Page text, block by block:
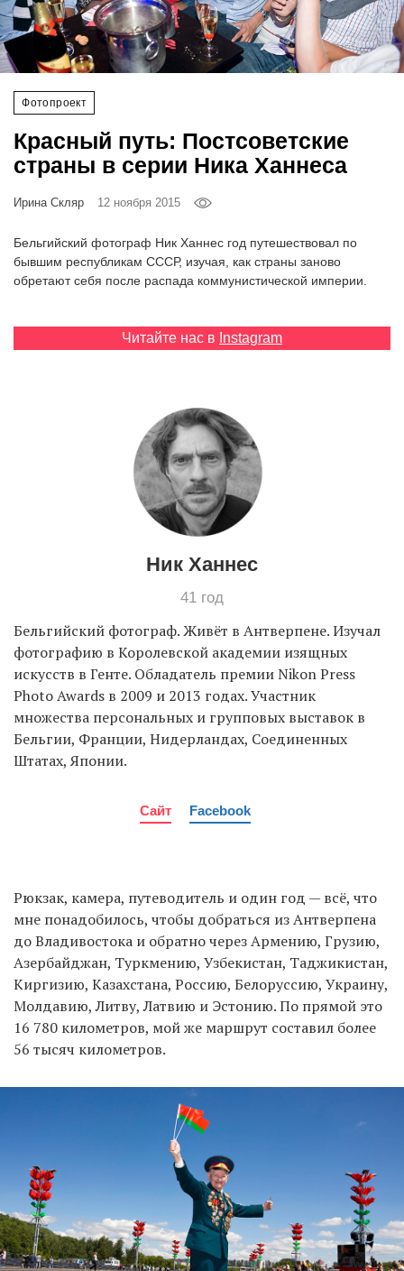
Фотопроект
Красный путь: Постсоветские
страны в серии Ника Ханнеса
Ирина Скляр 12 ноября 2015
Бельгийский фотограф Ник Ханнес год путешествовал по
бывшим республикам СССР, изучая, как страны заново
обретают себя после распада коммунистической империи.
Читайте нас в Instagram
Ник Ханнес
41 год
Бельгийский фотограф. Живёт в Антверпене. Изучал
фотографию в Королевской академии изящных
искусств в Генте. Обладатель премии Nikon Press
Photo Awards в 2009 и 2013 годах. Участник
множества персональных и групповых выставок в
Бельгии, Франции, Нидерландах, Соединенных
Штатах, Японии.
Сайт Facebook
Рюкзак, камера, путеводитель и один год — всё, что
мне понадобилось, чтобы добраться из Антверпена
до Владивостока и обратно через Армению, Грузию,
Азербайджан, Туркмению, Узбекистан, Таджикистан,
Киргизию, Казахстана, Россию, Белоруссию, Украину,
Молдавию, Литву, Латвию и Эстонию. По прямой это
16 780 километров, мой же маршрут составил более
56 тысяч километров.